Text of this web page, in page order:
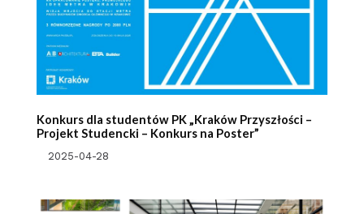
Konkurs dla studentów PK „Kraków Przyszłości –
Projekt Studencki – Konkurs na Poster”
2025-04-28